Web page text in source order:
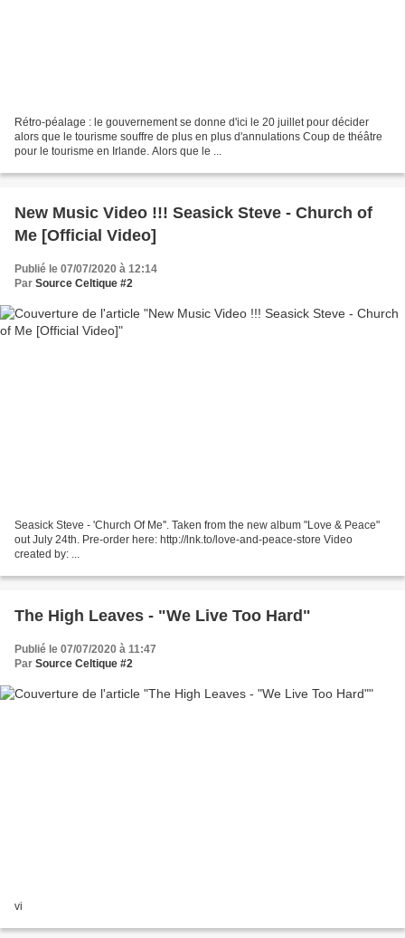
Rétro-péalage : le gouvernement se donne d'ici le 20 juillet pour décider
alors que le tourisme souffre de plus en plus d'annulations Coup de théâtre
pour le tourisme en Irlande. Alors que le ...
New Music Video !!! Seasick Steve - Church of
Me [Official Video]
Publié le 07/07/2020 à 12:14
Par Source Celtique #2
Seasick Steve - 'Church Of Me''. Taken from the new album "Love & Peace"
out July 24th. Pre-order here: http://lnk.to/love-and-peace-store Video
created by: ...
The High Leaves - "We Live Too Hard"
Publié le 07/07/2020 à 11:47
Par Source Celtique #2
vi